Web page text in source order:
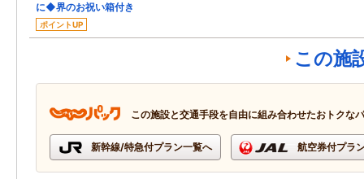
に◆界のお祝い箱付き
ポイントUP
この施
この施設と交通手段を自由に組み合わせたおトクな
新幹線/特急付プラン一覧へ 航空券付プラ